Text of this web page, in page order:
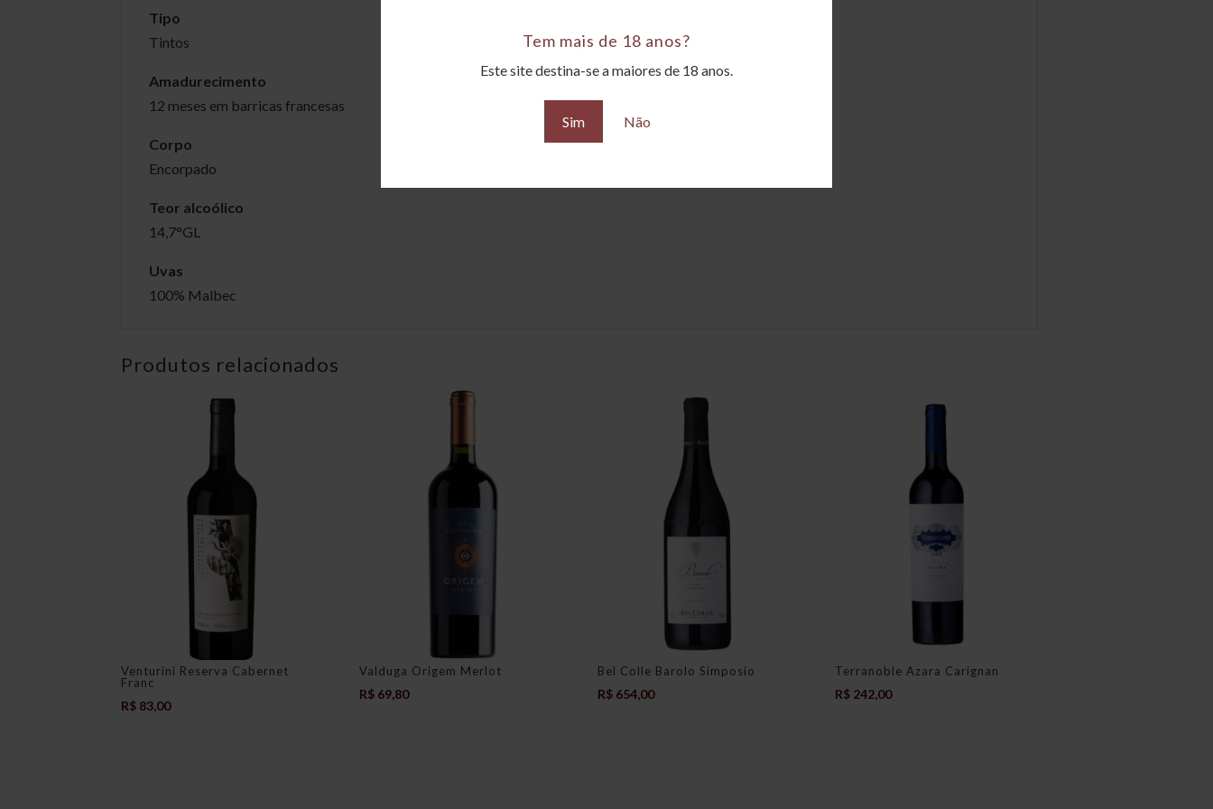
Tem mais de 18 anos?
Este site destina-se a maiores de 18 anos.
Sim Não
Tipo
Tintos
Amadurecimento
12 meses em barricas francesas
Corpo
Encorpado
Teor alcoólico
14,7°GL
Uvas
100% Malbec
Produtos relacionados
Venturini Reserva Cabernet
Franc
R$ 83,00
Valduga Origem Merlot
R$ 69,80
Bel Colle Barolo Simposio
R$654,00
Terranoble Azara Carignan
R$ 242,00